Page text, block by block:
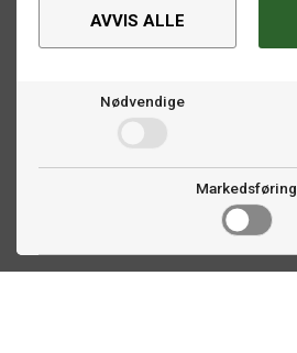
AVVIS ALLE
Nødvendige
Markedsføring